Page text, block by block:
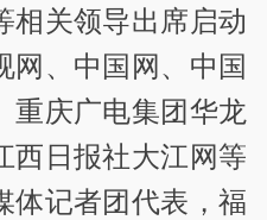
相关领导出席启动
网、中国网、中国
重庆广电集团华龙
西日报社大江网等
体记者团代表，福